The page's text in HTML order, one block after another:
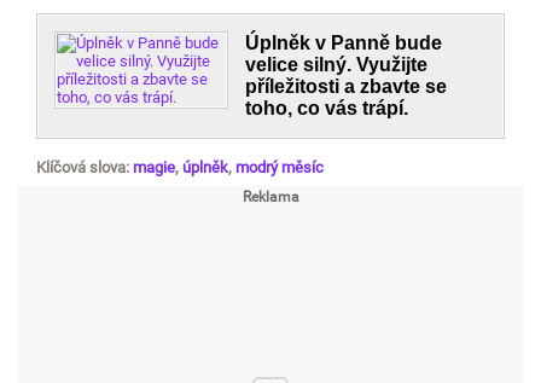
Úplněk v Panně bude
velice silný. Využijte
příležitosti a zbavte se
toho, co vás trápí.
Klíčová slova: magie, úplněk, modrý měsíc